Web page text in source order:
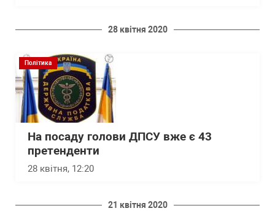
28 квітня 2020
Політика
На посаду голови ДПСУ вже є 43
претенденти
28 квітня, 12:20
21 квітня 2020